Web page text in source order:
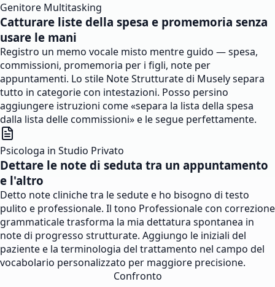
Genitore Multitasking
Catturare liste della spesa e promemoria senza
usare le mani
Registro un memo vocale misto mentre guido — spesa,
commissioni, promemoria per i figli, note per
appuntamenti. Lo stile Note Strutturate di Musely separa
tutto in categorie con intestazioni. Posso persino
aggiungere istruzioni come «separa la lista della spesa
dalla lista delle commissioni» e le segue perfettamente.
Psicologa in Studio Privato
Dettare le note di seduta tra un appuntamento
e l'altro
Detto note cliniche tra le sedute e ho bisogno di testo
pulito e professionale. Il tono Professionale con correzione
grammaticale trasforma la mia dettatura spontanea in
note di progresso strutturate. Aggiungo le iniziali del
paziente e la terminologia del trattamento nel campo del
vocabolario personalizzato per maggiore precisione.
Confronto